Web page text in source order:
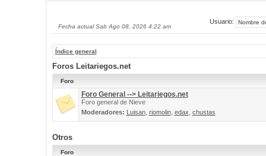
Fecha actual Sab Ago 08, 2026 4:22 am
Usuario:
Índice general
Foros Leitariegos.net
Foro
Foro General --> Leitariegos.net
Foro general de Nieve
Moderadores: Luisan, riomolin, edax chustas
Otros
Foro